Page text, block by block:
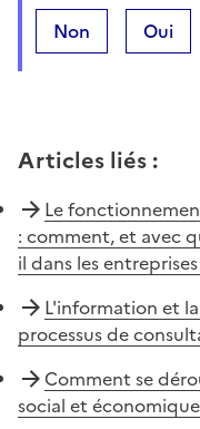
Non Oui
Articles liés :
Le
: comment, et avec
il dans les
L'information et
processus de
Comment se
social et économique